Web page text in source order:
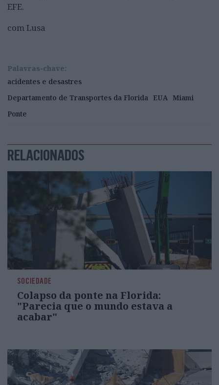
EFE.
com Lusa
Palavras-chave:
acidentes e desastres
Departamento de Transportes da Florida EUA Miami
Ponte
RELACIONADOS
SOCIEDADE
Colapso da ponte na Florida:
"Parecia que o mundo estava a
acabar"